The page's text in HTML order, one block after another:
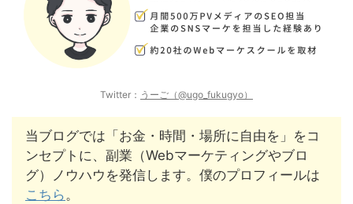
Twitter： うーご（@ugo_fukugyo）
当ブログでは「お金・時間・場所に自由を」をコ
ンセプトに、副業（Webマーケティングやブロ
グ）ノウハウを発信します。僕のプロフィールは
こちら。